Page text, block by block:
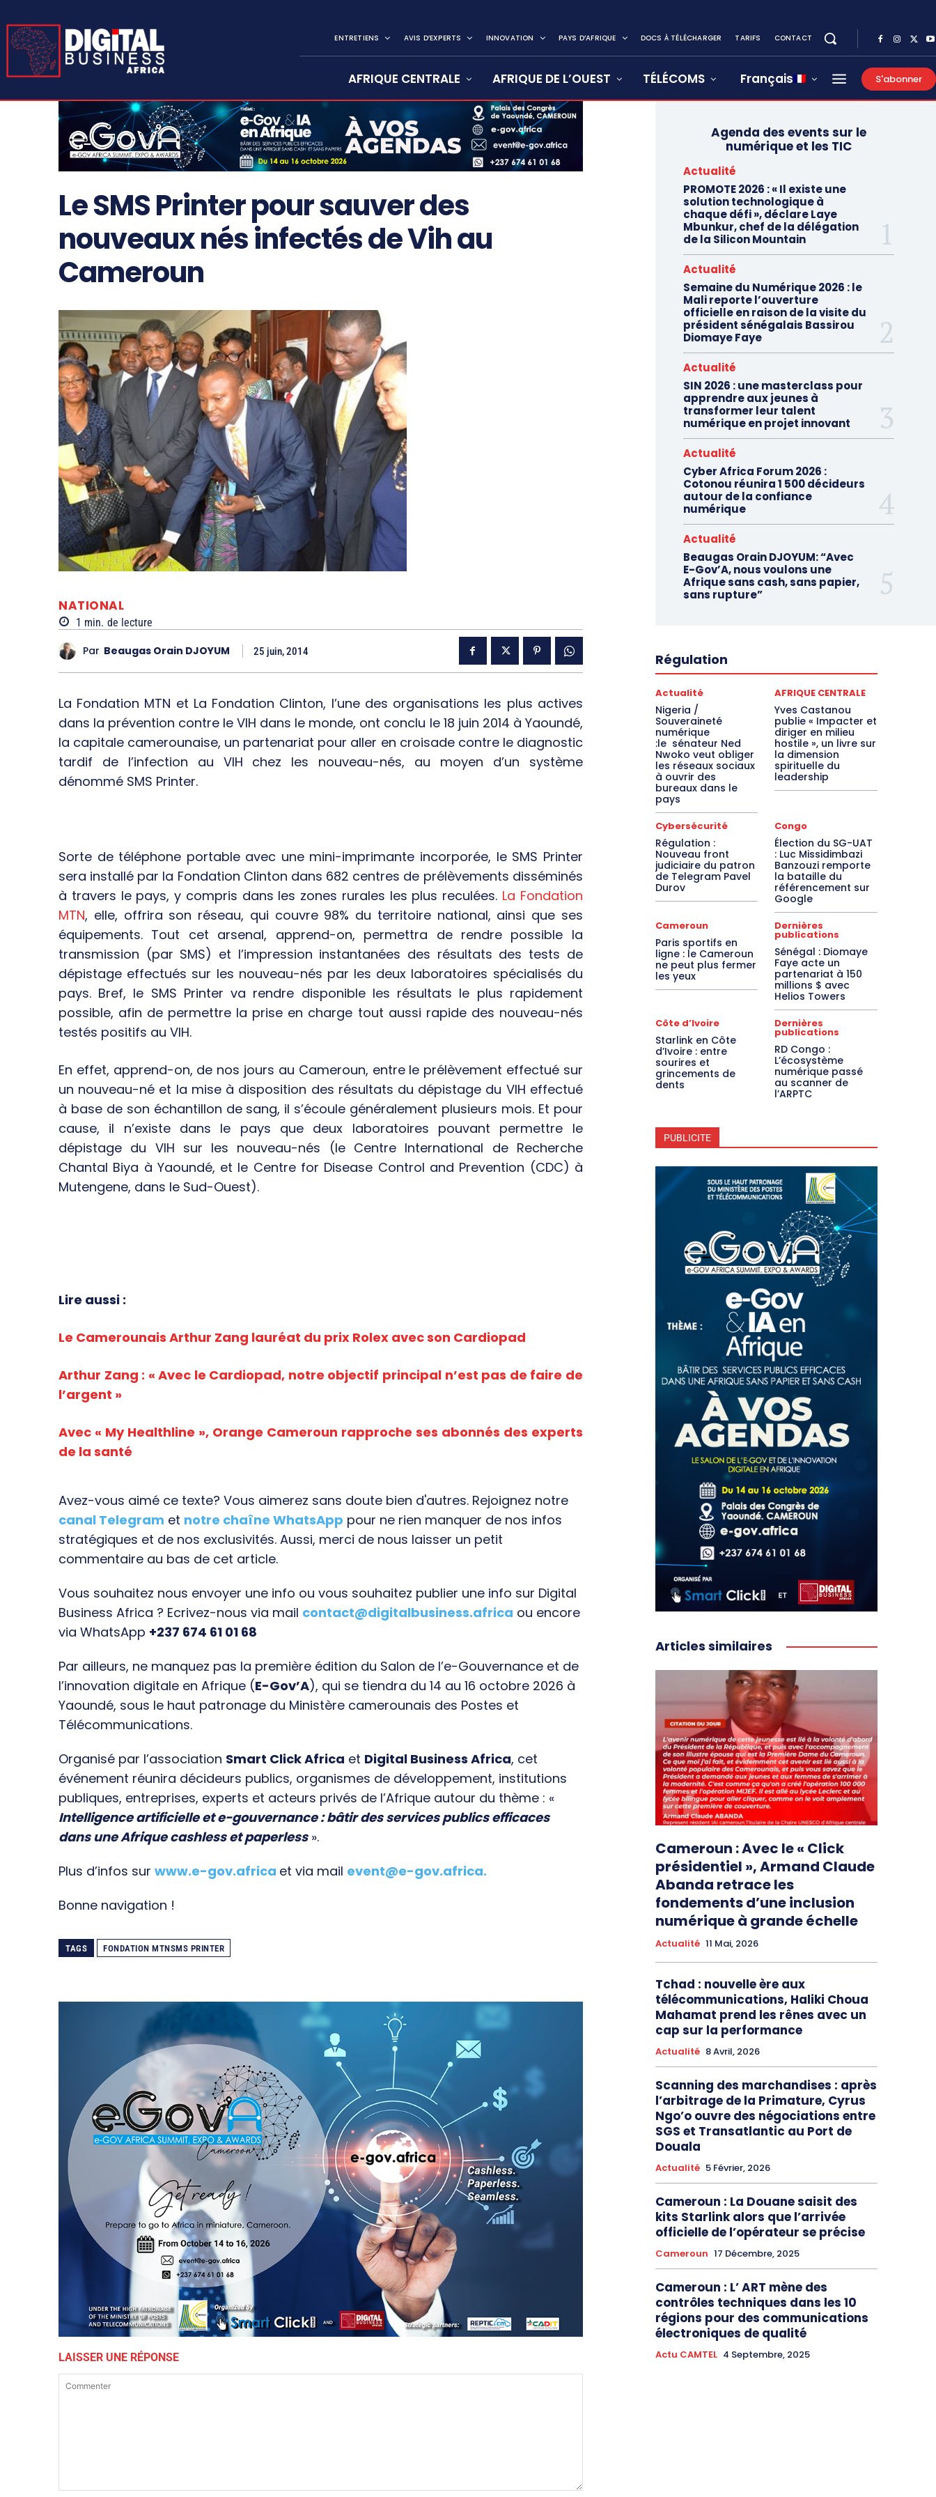
ENTRETIENS AVIS D’EXPERTS INNOVATION PAYS D’AFRIQUE DOCS À TÉLÉCHARGER TARIFS CONTACT
AFRIQUE CENTRALE AFRIQUE DE L’OUEST TÉLÉCOMS Français S'abonner
Le SMS Printer pour sauver des
nouveaux nés infectés de Vih au
Cameroun
NATIONAL
1 min. de lecture
Par Beaugas Orain DJOYUM 25 juin, 2014
La Fondation MTN et La Fondation Clinton, l’une des organisations les plus actives
dans la prévention contre le VIH dans le monde, ont conclu le 18 juin 2014 à Yaoundé,
la capitale camerounaise, un partenariat pour aller en croisade contre le diagnostic
tardif de l’infection au VIH chez les nouveau-nés, au moyen d’un système
dénommé SMS Printer.
Sorte de téléphone portable avec une mini-imprimante incorporée, le SMS Printer
sera installé par la Fondation Clinton dans 682 centres de prélèvements disséminés
à travers le pays, y compris dans les zones rurales les plus reculées. La Fondation
MTN, elle, offrira son réseau, qui couvre 98% du territoire national, ainsi que ses
équipements. Tout cet arsenal, apprend-on, permettra de rendre possible la
transmission (par SMS) et l’impression instantanées des résultats des tests de
dépistage effectués sur les nouveau-nés par les deux laboratoires spécialisés du
pays. Bref, le SMS Printer va rendre disponible les résultats le plus rapidement
possible, afin de permettre la prise en charge tout aussi rapide des nouveau-nés
testés positifs au VIH.
En effet, apprend-on, de nos jours au Cameroun, entre le prélèvement effectué sur
un nouveau-né et la mise à disposition des résultats du dépistage du VIH effectué
à base de son échantillon de sang, il s’écoule généralement plusieurs mois. Et pour
cause, il n’existe dans le pays que deux laboratoires pouvant permettre le
dépistage du VIH sur les nouveau-nés (le Centre International de Recherche
Chantal Biya à Yaoundé, et le Centre for Disease Control and Prevention (CDC) à
Mutengene, dans le Sud-Ouest).
Lire aussi :
Le Camerounais Arthur Zang lauréat du prix Rolex avec son Cardiopad
Arthur Zang : « Avec le Cardiopad, notre objectif principal n’est pas de faire de
l’argent »
Avec « My Healthline », Orange Cameroun rapproche ses abonnés des experts
de la santé
Avez-vous aimé ce texte? Vous aimerez sans doute bien d'autres. Rejoignez notre
canal Telegram et notre chaîne WhatsApp pour ne rien manquer de nos infos
stratégiques et de nos exclusivités. Aussi, merci de nous laisser un petit
commentaire au bas de cet article.
Vous souhaitez nous envoyer une info ou vous souhaitez publier une info sur Digital
Business Africa ? Ecrivez-nous via mail contact@digitalbusiness.africa ou encore
via WhatsApp +237 674 61 01 68
Par ailleurs, ne manquez pas la première édition du Salon de l’e-Gouvernance et de
l’innovation digitale en Afrique (E-Gov’A), qui se tiendra du 14 au 16 octobre 2026 à
Yaoundé, sous le haut patronage du Ministère camerounais des Postes et
Télécommunications.
Organisé par l’association Smart Click Africa et Digital Business Africa, cet
événement réunira décideurs publics, organismes de développement, institutions
publiques, entreprises, experts et acteurs privés de l’Afrique autour du thème : «
Intelligence artificielle et e-gouvernance : bâtir des services publics efficaces
dans une Afrique cashless et paperless».
Plus d’infos sur www.e-gov.africa et via mail event@e-gov.africa.
Bonne navigation !
TAGS FONDATION MTNSMS PRINTER
LAISSER UNE RÉPONSE
Agenda des events sur le
numérique et les TIC
Actualité
PROMOTE 2026 : « Il existe une
solution technologique à
chaque défi », déclare Laye
Mbunkur, chef de la délégation
de la Silicon Mountain
Actualité
Semaine du Numérique 2026 : le
Mali reporte l’ouverture
officielle en raison de la visite du
président sénégalais Bassirou
Diomaye Faye
Actualité
SIN 2026 : une masterclass pour
apprendre aux jeunes à
transformer leur talent
numérique en projet innovant
Actualité
Cyber Africa Forum 2026 :
Cotonou réunira 1 500 décideurs
autour de la confiance
numérique
Actualité
Beaugas Orain DJOYUM: “Avec
E-Gov’A, nous voulons une
Afrique sans cash, sans papier,
sans rupture”
Régulation
Actualité
Nigeria /
Souveraineté
numérique
:le sénateur Ned
Nwoko veut obliger
les réseaux sociaux
à ouvrir des
bureaux dans le
pays
AFRIQUE CENTRALE
Yves Castanou
publie « Impacter et
diriger en milieu
hostile », un livre sur
la dimension
spirituelle du
leadership
Cybersécurité
Régulation :
Nouveau front
judiciaire du patron
de Telegram Pavel
Durov
Congo
Élection du SG-UAT
: Luc Missidimbazi
Banzouzi remporte
la bataille du
référencement sur
Google
Cameroun
Paris sportifs en
ligne : le Cameroun
ne peut plus fermer
les yeux
Dernières
publications
Sénégal : Diomaye
Faye acte un
partenariat à 150
millions $ avec
Helios Towers
Côte d’Ivoire
Starlink en Côte
d’Ivoire : entre
sourires et
grincements de
dents
Dernières
publications
RD Congo :
L’écosystème
numérique passé
au scanner de
l’ARPTC
PUBLICITE
Articles similaires
Cameroun : Avec le « Click
présidentiel », Armand Claude
Abanda retrace les
fondements d’une inclusion
numérique à grande échelle
Actualité 11 Mai, 2026
Tchad : nouvelle ère aux
télécommunications, Haliki Choua
Mahamat prend les rênes avec un
cap sur la performance
Actualité 8 Avril, 2026
Scanning des marchandises : après
l’arbitrage de la Primature, Cyrus
Ngo’o ouvre des négociations entre
SGS et Transatlantic au Port de
Douala
Actualité 5 Février, 2026
Cameroun : La Douane saisit des
kits Starlink alors que l’arrivée
officielle de l’opérateur se précise
Cameroun 17 Décembre, 2025
Cameroun : L’ ART mène des
contrôles techniques dans les 10
régions pour des communications
électroniques de qualité
Actu CAMTEL 4 Septembre, 2025